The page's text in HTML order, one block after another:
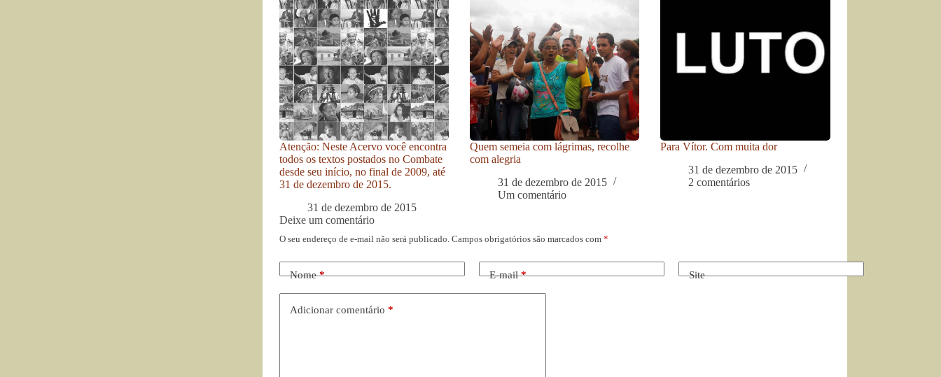
Atenção: Neste Acervo você encontra
todos os textos postados no Combate
desde seu início, no final de 2009, até
31 de dezembro de 2015.
31 de dezembro de 2015
Quem semeia com lágrimas, recolhe
com alegria
31 de dezembro de 2015
Um comentário
Para Vítor. Com muita dor
31 de dezembro de 2015
2 comentários
Deixe um comentário
O seu endereço de e-mail não será publicado. Campos obrigatórios são marcados com *
Nome* E-mail* Site
Adicionar comentário *